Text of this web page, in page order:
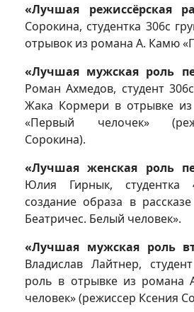
«Лучшая режиссёрская
Сорокина, студентка 306с
отрывок из романа А. Камю
«Лучшая мужская роль
Роман Ахмедов, студент
Жака Кормери в отрывке
«Первый челочек»
Сорокина).
«Лучшая женская роль
Юлия Гирнык, студентка
создание образа в
Беатричес. Белый человек».
«Лучшая мужская роль
Владислав Лайтнер,
роль в отрывке из романа
человек» (режиссер Ксения